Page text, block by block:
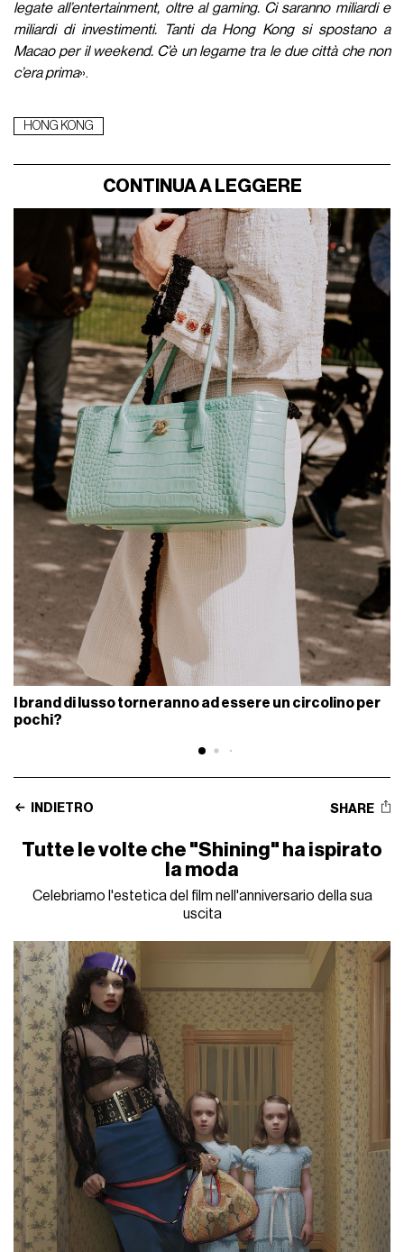
legate all’entertainment, oltre al gaming. Ci saranno miliardi e
miliardi di investimenti. Tanti da Hong Kong si spostano a
Macao per il weekend. C’è un legame tra le due città che non
c’era prima».
HONG KONG
CONTINUA A LEGGERE
I brand di lusso torneranno ad essere un circolino per
pochi?
INDIETRO SHARE
Tutte le volte che "Shining" ha ispirato
la moda
Celebriamo l'estetica del film nell'anniversario della sua
uscita